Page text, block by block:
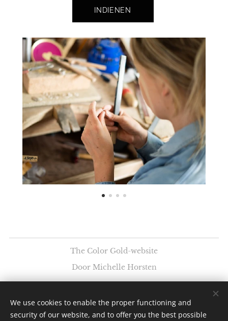
INDIENEN
The Color Gold-website
Door Michelle Horsten
We use cookies to enable the proper functioning and
security of our website, and to offer you the best possible